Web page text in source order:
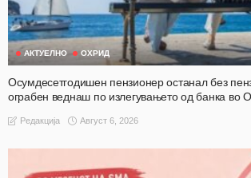
АКТУЕЛНО ОХРИД
Осумдесетгодишен пензионер останал без
ограбен веднаш по излегувањето од банка во
Редакција Август 6, 2026